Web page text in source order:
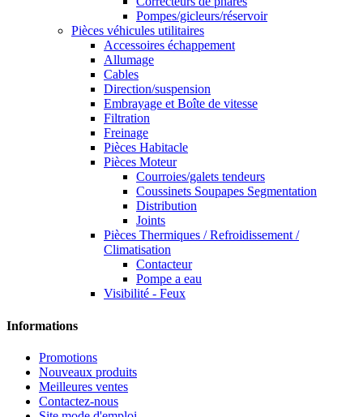
Pompes/gicleurs/réservoir
Pièces véhicules utilitaires
Accessoires échappement
Allumage
Cables
Direction/suspension
Embrayage et Boîte de vitesse
Filtration
Freinage
Pièces Habitacle
Pièces Moteur
Courroies/galets tendeurs
Coussinets Soupapes Segmentation
Distribution
Joints
Pièces Thermiques / Refroidissement /
Climatisation
Contacteur
Pompe a eau
Visibilité - Feux
Informations
Promotions
Nouveaux produits
Meilleures ventes
Contactez-nous